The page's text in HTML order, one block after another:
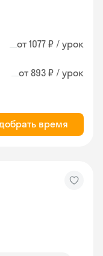
от 1077 ₽ / урок
от 893 ₽ / урок
время